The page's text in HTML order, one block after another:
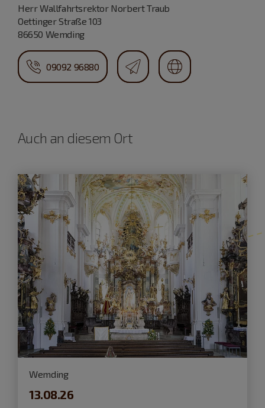
Herr Wallfahrtsrektor Norbert Traub
Oettinger Straße 103
86650 Wemding
09092 96880
Auch an diesem Ort
Wemding
13.08.26